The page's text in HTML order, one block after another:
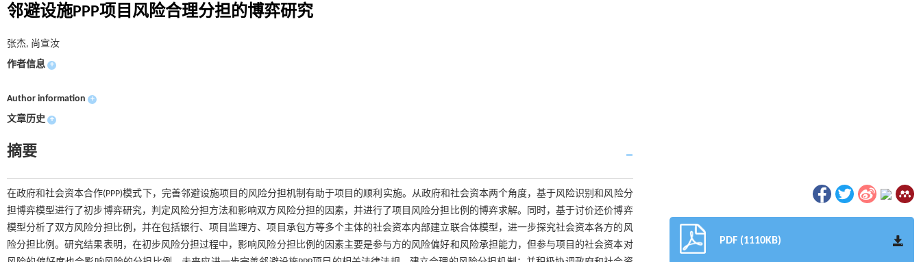
邻避设施PPP项目风险合理分担的博弈研究
张杰, 尚宣汝
作者信息 +
Author information +
文章历史 +
摘要
在政府和社会资本合作(PPP)模式下，完善邻避设施项目的风险分担机制有助于项目的顺利实施。从政府和社会资本两个角度，基于风险识别和风险分
担博弈模型进行了初步博弈研究，判定风险分担方法和影响双方风险分担的因素，并进行了项目风险分担比例的博弈求解。同时，基于讨价还价博弈
模型分析了双方风险分担比例，并在包括银行、项目监理方、项目承包方等多个主体的社会资本内部建立联合体模型，进一步探究社会资本各方的风
险分担比例。研究结果表明，在初步风险分担过程中，影响风险分担比例的因素主要是参与方的风险偏好和风险承担能力，但参与项目的社会资本对
PDF (1110KB)